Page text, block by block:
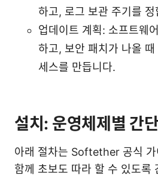
하고, 로그 보관 주기를 정
업데이트 계획: 소프트웨
하고, 보안 패치가 나올
세스를 만듭니다.
설치: 운영체제별 간
아래 절차는 Softether 공식 가
함께 초보도 따라 할 수 있도록